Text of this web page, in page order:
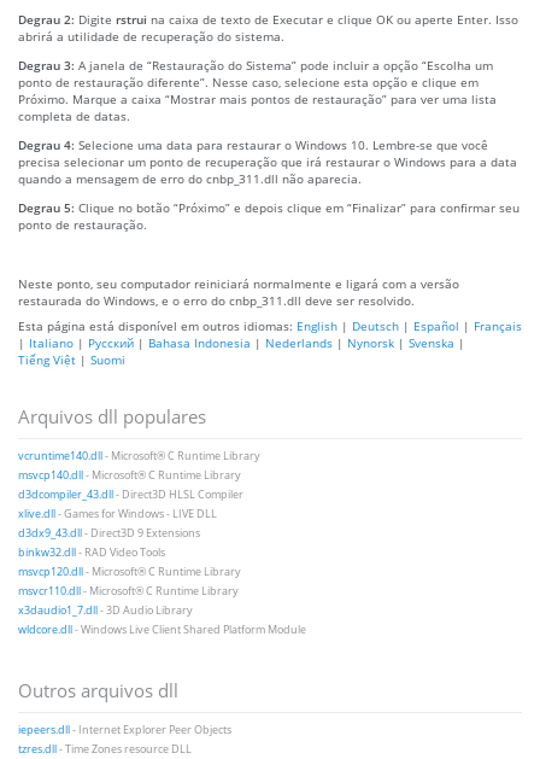
Degrau 2: Digite rstrui na caixa de texto de Executar e clique OK ou aperte Enter. Isso
abrirá a utilidade de recuperação do sistema.
Degrau 3: A janela de “Restauração do Sistema” pode incluir a opção “Escolha um
ponto de restauração diferente”. Nesse caso, selecione esta opção e clique em
Próximo. Marque a caixa “Mostrar mais pontos de restauração” para ver uma lista
completa de datas.
Degrau 4: Selecione uma data para restaurar o Windows 10. Lembre-se que você
precisa selecionar um ponto de recuperação que irá restaurar o Windows para a data
quando a mensagem de erro do cnbp_311.dll não aparecia.
Degrau 5: Clique no botão “Próximo” e depois clique em “Finalizar” para confirmar seu
ponto de restauração.
Neste ponto, seu computador reiniciará normalmente e ligará com a versão
restaurada do Windows, e o erro do cnbp_311.dll deve ser resolvido.
Esta página está disponível em outros idiomas: English | Deutsch | Español | Français
| Italiano | Русский | Bahasa Indonesia | Nederlands | Nynorsk | Svenska |
Tiếng Việt | Suomi
Arquivos dll populares
vcruntime140.dll- Microsoft® C Runtime Library
msvcp140.dll- Microsoft® C Runtime Library
d3dcompiler_43.dll- Direct3D HLSL Compiler
xlive.dll- Games for Windows - LIVE DLL
d3dx9_43.dll- Direct3D 9 Extensions
binkw32.dll- RAD Video Tools
msvcp120.dll- Microsoft® C Runtime Library
msvcr110.dll- Microsoft® C Runtime Library
x3daudio1_7.dll- 3D Audio Library
wldcore.dll- Windows Live Client Shared Platform Module
Outros arquivos dll
iepeers.dll- Internet Explorer Peer Objects
tzres.dll- Time Zones resource DLL